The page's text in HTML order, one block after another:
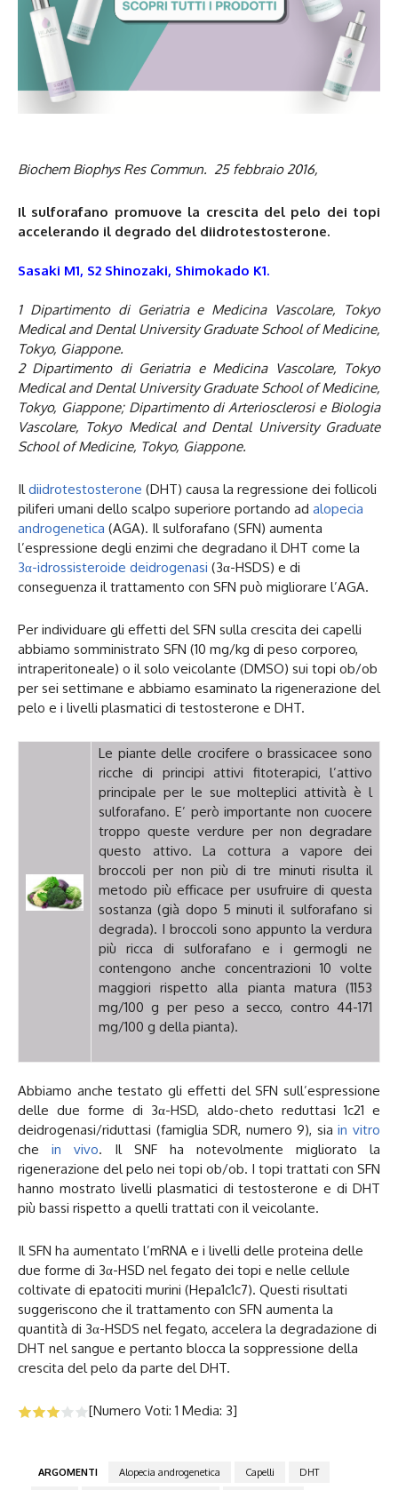
Biochem Biophys Res Commun. 25 febbraio 2016,
Il sulforafano promuove la crescita del pelo dei topi
accelerando il degrado del diidrotestosterone.
Sasaki M1, S2 Shinozaki, Shimokado K1.
1 Dipartimento di Geriatria e Medicina Vascolare, Tokyo
Medical and Dental University Graduate School of Medicine,
Tokyo, Giappone.
2 Dipartimento di Geriatria e Medicina Vascolare, Tokyo
Medical and Dental University Graduate School of Medicine,
Tokyo, Giappone; Dipartimento di Arteriosclerosi e Biologia
Vascolare, Tokyo Medical and Dental University Graduate
School of Medicine, Tokyo, Giappone.
Ildiidrotestosterone (DHT) causa la regressione dei follicoli
piliferi umani dello scalpo superiore portando ad alopecia
androgenetica (AGA). Il sulforafano (SFN) aumenta
l’espressione degli enzimi che degradano il DHT come la
3α-idrossisteroide deidrogenasi (3α-HSDS) e di
conseguenza il trattamento con SFN può migliorare l’AGA.
Per individuare gli effetti del SFN sulla crescita dei capelli
abbiamo somministrato SFN (10 mg/kg di peso corporeo,
intraperitoneale) o il solo veicolante (DMSO) sui topi ob/ob
per sei settimane e abbiamo esaminato la rigenerazione del
pelo e i livelli plasmatici di testosterone e DHT.
Le piante delle crocifere o brassicacee sono
ricche di principi attivi fitoterapici, l’attivo
principale per le sue molteplici attività è l
sulforafano. E’ però importante non cuocere
troppo queste verdure per non degradare
questo attivo. La cottura a vapore dei
broccoli per non più di tre minuti risulta il
metodo più efficace per usufruire di questa
sostanza (già dopo 5 minuti il sulforafano si
degrada). I broccoli sono appunto la verdura
più ricca di sulforafano e i germogli ne
contengono anche concentrazioni 10 volte
maggiori rispetto alla pianta matura (1153
mg/100 g per peso a secco, contro 44-171
mg/100 g della pianta).
Abbiamo anche testato gli effetti del SFN sull’espressione
delle due forme di 3α-HSD, aldo-cheto reduttasi 1c21 e
deidrogenasi/riduttasi (famiglia SDR, numero 9), siain vitro
che in vivo. Il SNF ha notevolmente migliorato la
rigenerazione del pelo nei topi ob/ob. I topi trattati con SFN
hanno mostrato livelli plasmatici di testosterone e di DHT
più bassi rispetto a quelli trattati con il veicolante.
Il SFN ha aumentato l’mRNA e i livelli delle proteina delle
due forme di 3α-HSD nel fegato dei topi e nelle cellule
coltivate di epatociti murini (Hepa1c1c7). Questi risultati
suggeriscono che il trattamento con SFN aumenta la
quantità di 3α-HSDS nel fegato, accelera la degradazione di
DHT nel sangue e pertanto blocca la soppressione della
crescita del pelo da parte del DHT.
[Numero Voti: 1 Media: 3]
ARGOMENTI Alopecia androgenetica Capelli DHT